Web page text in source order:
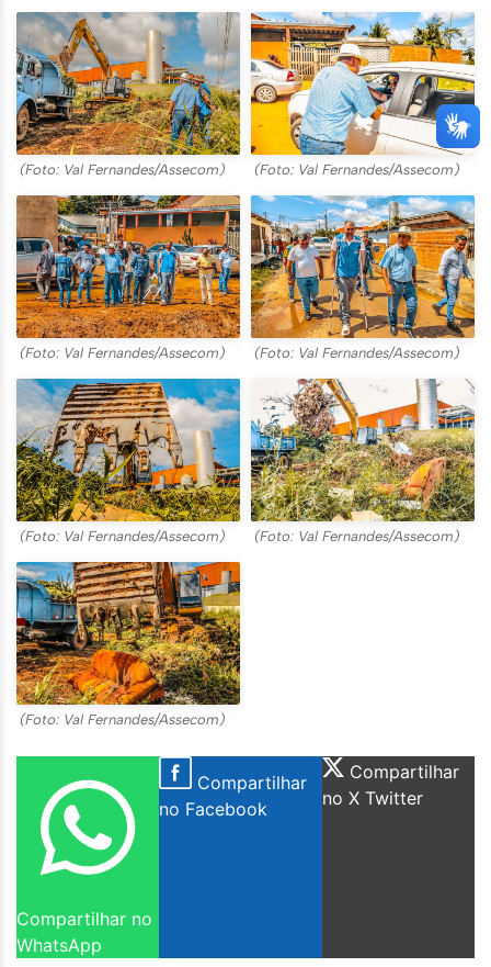
(Foto: Val Fernandes/Assecom) (Foto: Val Fernandes/Assecom)
(Foto: Val Fernandes/Assecom) (Foto: Val Fernandes/Assecom)
(Foto: Val Fernandes/Assecom) (Foto: Val Fernandes/Assecom)
(Foto: Val Fernandes/Assecom)
Compartilhar no
WhatsApp
Compartilhar
no Facebook
Compartilhar
no X Twitter